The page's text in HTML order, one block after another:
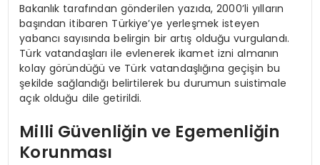
Bakanlık tarafından gönderilen yazıda, 2000’li yılların
başından itibaren Türkiye’ye yerleşmek isteyen
yabancı sayısında belirgin bir artış olduğu vurgulandı.
Türk vatandaşları ile evlenerek ikamet izni almanın
kolay göründüğü ve Türk vatandaşlığına geçişin bu
şekilde sağlandığı belirtilerek bu durumun suistimale
açık olduğu dile getirildi.
Milli Güvenliğin ve Egemenliğin
Korunması